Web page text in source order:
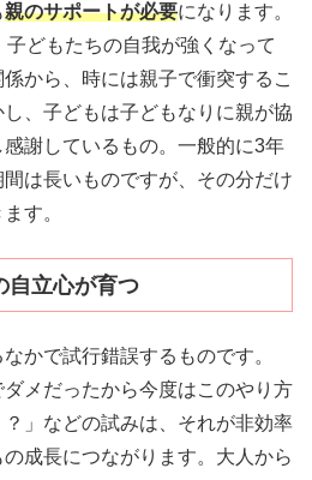
親のサポートが必要になります。
どもたちの自我が強くなって
から、時には親子で衝突するこ
、子どもは子どもなりに親が協
謝しているもの。一般的に3年
は長いものですが、その分だけ
す。
立心が育つ
かで試行錯誤するものです。
ダメだったから今度はこのやり方
」などの試みは、それが非効率
成長につながります。大人から